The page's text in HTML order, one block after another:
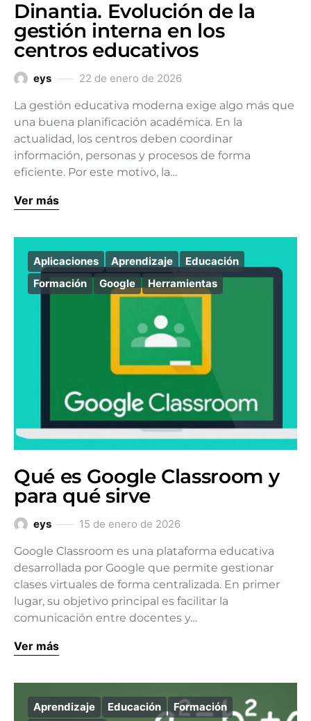
Dinantia. Evolución de la
gestión interna en los
centros educativos
eys 22 de enero de 2026
La gestión educativa moderna exige algo más que
una buena planificación académica. En la
actualidad, los centros deben coordinar
información, personas y procesos de forma
eficiente. Por este motivo, la…
Ver más
Aplicaciones Aprendizaje
Educación
Formación
Google Herramientas
Qué es Google Classroom y
para qué sirve
eys 15 de enero de 2026
Google Classroom es una plataforma educativa
desarrollada por Google que permite gestionar
clases virtuales de forma centralizada. En primer
lugar, su objetivo principal es facilitar la
comunicación entre docentes y…
Ver más
Aprendizaje Educación
Formación